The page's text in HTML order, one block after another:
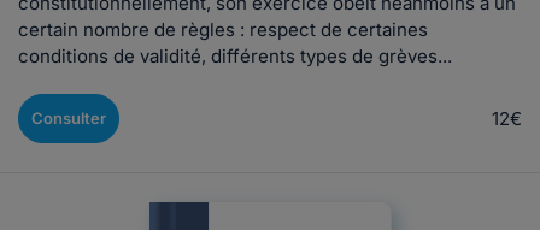
certain nombre de règles : respect de certaines
conditions de validité, différents types de grèves...
Consulter 12€